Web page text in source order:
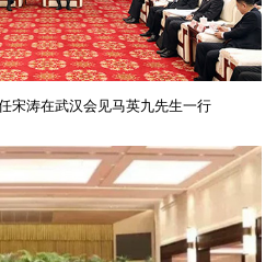
宋涛在武汉会见马英九先生一行